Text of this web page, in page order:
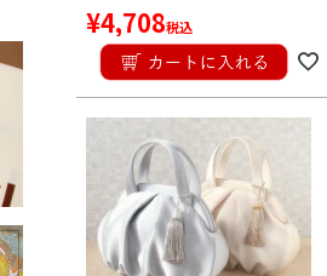
¥4,708税込